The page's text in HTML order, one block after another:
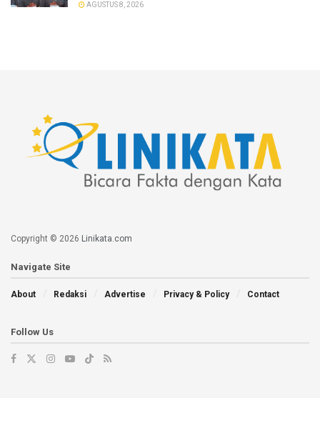
AGUSTUS 8, 2026
Copyright © 2026 Linikata.com
Navigate Site
About Redaksi Advertise Privacy & Policy Contact
Follow Us